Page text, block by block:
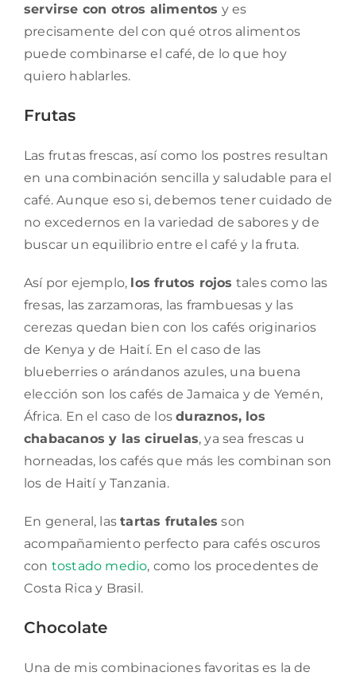
servirse con otros alimentos y es
precisamente del con qué otros alimentos
puede combinarse el café, de lo que hoy
quiero hablarles.
Frutas
Las frutas frescas, así como los postres resultan
en una combinación sencilla y saludable para el
café. Aunque eso si, debemos tener cuidado de
no excedernos en la variedad de sabores y de
buscar un equilibrio entre el café y la fruta.
Así por ejemplo, los frutos rojos tales como las
fresas, las zarzamoras, las frambuesas y las
cerezas quedan bien con los cafés originarios
de Kenya y de Haití. En el caso de las
blueberries o arándanos azules, una buena
elección son los cafés de Jamaica y de Yemén,
África. En el caso de losduraznos, los
chabacanos y las ciruelas, ya sea frescas u
horneadas, los cafés que más les combinan son
los de Haití y Tanzania.
En general, lastartas frutales son
acompañamiento perfecto para cafés oscuros
con tostado medio, como los procedentes de
Costa Rica y Brasil.
Chocolate
Una de mis combinaciones favoritas es la de